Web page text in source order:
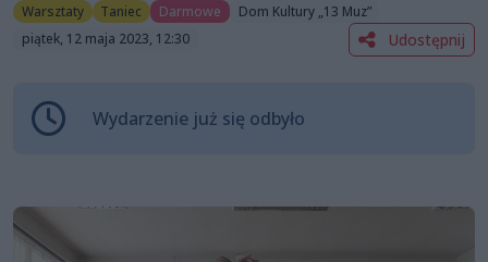
Warsztaty Taniec Darmowe
Dom Kultury „13 Muz”
piątek, 12 maja 2023, 12:30
Udostępnij
Wydarzenie już się odbyło